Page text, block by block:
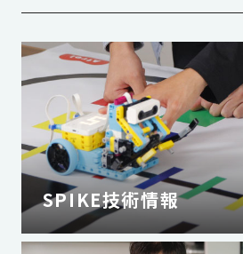
SPIKE技術情報